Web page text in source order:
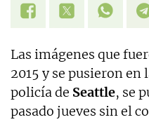
Las imágenes que
2015 y se pusieron en
policía de Seattle, se
pasado jueves sin el